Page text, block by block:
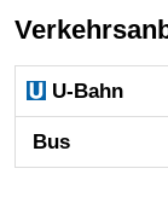
U-Bahn
Bus